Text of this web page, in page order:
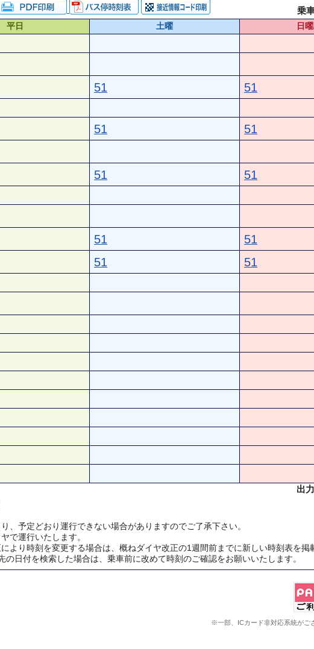
乗
平日 土曜
日
51 51
51 51
51 51
51 51
51 51
出
予定どおり運行できない場合がありますのでご了承下さい。
運行いたします。
より時刻を変更する場合は、概ねダイヤ改正の1週間前までに新しい時刻表を掲
の日付を検索した場合は、乗車前に改めて時刻のご確認をお願いいたします。
※一部、ICカード非対応系統がご